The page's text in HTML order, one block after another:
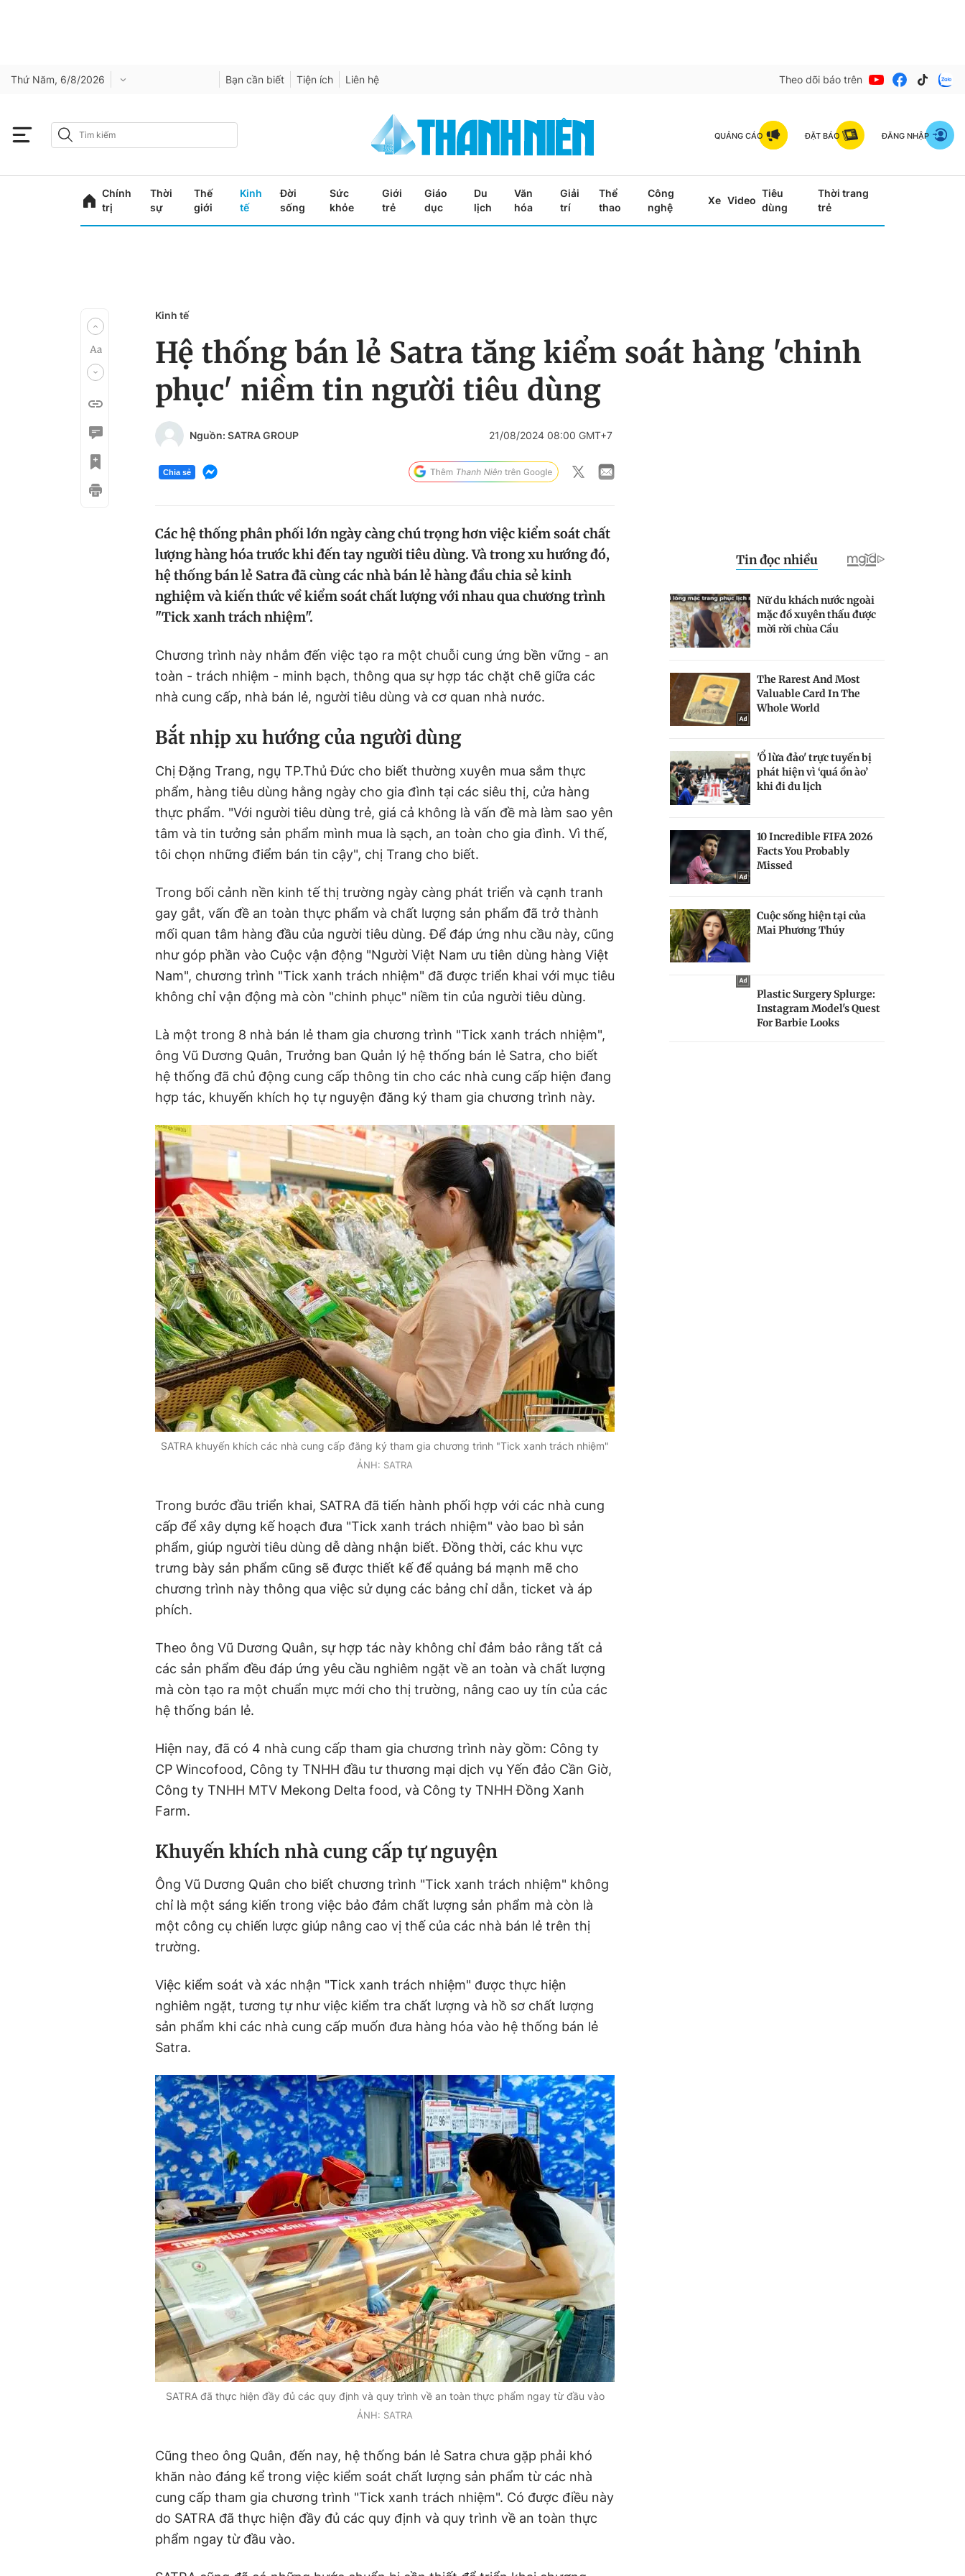
Thứ Năm, 6/8/2026 Bạn cần biết Tiện ích Liên hệ Theo dõi báo trên
QUẢNG CÁO ĐẶT BÁO ĐĂNG NHẬP
Chính
trị
Thời
sự
Thế
giới
Kinh
tế
Đời
sống
Sức
khỏe
Giới
trẻ
Giáo
dục
Du
lịch
Văn
hóa
Giải
trí
Thể
thao
Công
nghệ
Xe Video
Tiêu
dùng
Thời trang
trẻ
Kinh tế
Hệ thống bán lẻ Satra tăng kiểm soát hàng 'chinh
phục' niềm tin người tiêu dùng
Nguồn: SATRA GROUP 21/08/2024 08:00 GMT+7
Chia sẻ
Các hệ thống phân phối lớn ngày càng chú trọng hơn việc kiểm soát chất
lượng hàng hóa trước khi đến tay người tiêu dùng. Và trong xu hướng đó,
hệ thống bán lẻ Satra đã cùng các nhà bán lẻ hàng đầu chia sẻ kinh
nghiệm và kiến thức về kiểm soát chất lượng với nhau qua chương trình
"Tick xanh trách nhiệm".
Chương trình này nhắm đến việc tạo ra một chuỗi cung ứng bền vững - an
toàn - trách nhiệm - minh bạch, thông qua sự hợp tác chặt chẽ giữa các
nhà cung cấp, nhà bán lẻ, người tiêu dùng và cơ quan nhà nước.
Bắt nhịp xu hướng của người dùng
Chị Đặng Trang, ngụ TP.Thủ Đức cho biết thường xuyên mua sắm thực
phẩm, hàng tiêu dùng hằng ngày cho gia đình tại các siêu thị, cửa hàng
thực phẩm. "Với người tiêu dùng trẻ, giá cả không là vấn đề mà làm sao yên
tâm và tin tưởng sản phẩm mình mua là sạch, an toàn cho gia đình. Vì thế,
tôi chọn những điểm bán tin cậy", chị Trang cho biết.
Trong bối cảnh nền kinh tế thị trường ngày càng phát triển và cạnh tranh
gay gắt, vấn đề an toàn thực phẩm và chất lượng sản phẩm đã trở thành
mối quan tâm hàng đầu của người tiêu dùng. Để đáp ứng nhu cầu này, cũng
như góp phần vào Cuộc vận động "Người Việt Nam ưu tiên dùng hàng Việt
Nam", chương trình "Tick xanh trách nhiệm" đã được triển khai với mục tiêu
không chỉ vận động mà còn "chinh phục" niềm tin của người tiêu dùng.
Là một trong 8 nhà bán lẻ tham gia chương trình "Tick xanh trách nhiệm",
ông Vũ Dương Quân, Trưởng ban Quản lý hệ thống bán lẻ Satra, cho biết
hệ thống đã chủ động cung cấp thông tin cho các nhà cung cấp hiện đang
hợp tác, khuyến khích họ tự nguyện đăng ký tham gia chương trình này.
SATRA khuyến khích các nhà cung cấp đăng ký tham gia chương trình "Tick xanh trách nhiệm"
ẢNH: SATRA
Trong bước đầu triển khai, SATRA đã tiến hành phối hợp với các nhà cung
cấp để xây dựng kế hoạch đưa "Tick xanh trách nhiệm" vào bao bì sản
phẩm, giúp người tiêu dùng dễ dàng nhận biết. Đồng thời, các khu vực
trưng bày sản phẩm cũng sẽ được thiết kế để quảng bá mạnh mẽ cho
chương trình này thông qua việc sử dụng các bảng chỉ dẫn, ticket và áp
phích.
Theo ông Vũ Dương Quân, sự hợp tác này không chỉ đảm bảo rằng tất cả
các sản phẩm đều đáp ứng yêu cầu nghiêm ngặt về an toàn và chất lượng
mà còn tạo ra một chuẩn mực mới cho thị trường, nâng cao uy tín của các
hệ thống bán lẻ.
Hiện nay, đã có 4 nhà cung cấp tham gia chương trình này gồm: Công ty
CP Wincofood, Công ty TNHH đầu tư thương mại dịch vụ Yến đảo Cần Giờ,
Công ty TNHH MTV Mekong Delta food, và Công ty TNHH Đồng Xanh
Farm.
Khuyến khích nhà cung cấp tự nguyện
Ông Vũ Dương Quân cho biết chương trình "Tick xanh trách nhiệm" không
chỉ là một sáng kiến trong việc bảo đảm chất lượng sản phẩm mà còn là
một công cụ chiến lược giúp nâng cao vị thế của các nhà bán lẻ trên thị
trường.
Việc kiểm soát và xác nhận "Tick xanh trách nhiệm" được thực hiện
nghiêm ngặt, tương tự như việc kiểm tra chất lượng và hồ sơ chất lượng
sản phẩm khi các nhà cung cấp muốn đưa hàng hóa vào hệ thống bán lẻ
Satra.
SATRA đã thực hiện đầy đủ các quy định và quy trình về an toàn thực phẩm ngay từ đầu vào
ẢNH: SATRA
Cũng theo ông Quân, đến nay, hệ thống bán lẻ Satra chưa gặp phải khó
khăn nào đáng kể trong việc kiểm soát chất lượng sản phẩm từ các nhà
cung cấp tham gia chương trình "Tick xanh trách nhiệm". Có được điều này
do SATRA đã thực hiện đầy đủ các quy định và quy trình về an toàn thực
phẩm ngay từ đầu vào.